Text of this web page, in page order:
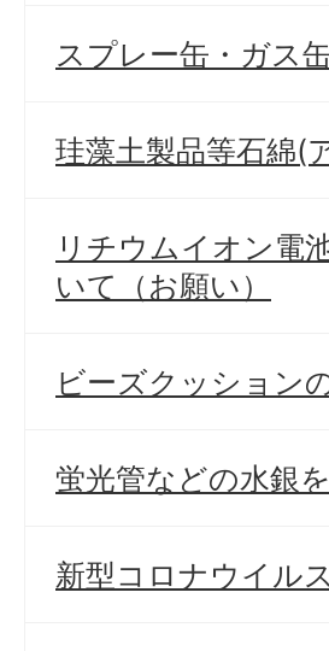
スプレー缶・ガス
珪藻土製品等石綿(
リチウムイオン電
いて（お願い）
ビーズクッション
蛍光管などの水銀
新型コロナウイル